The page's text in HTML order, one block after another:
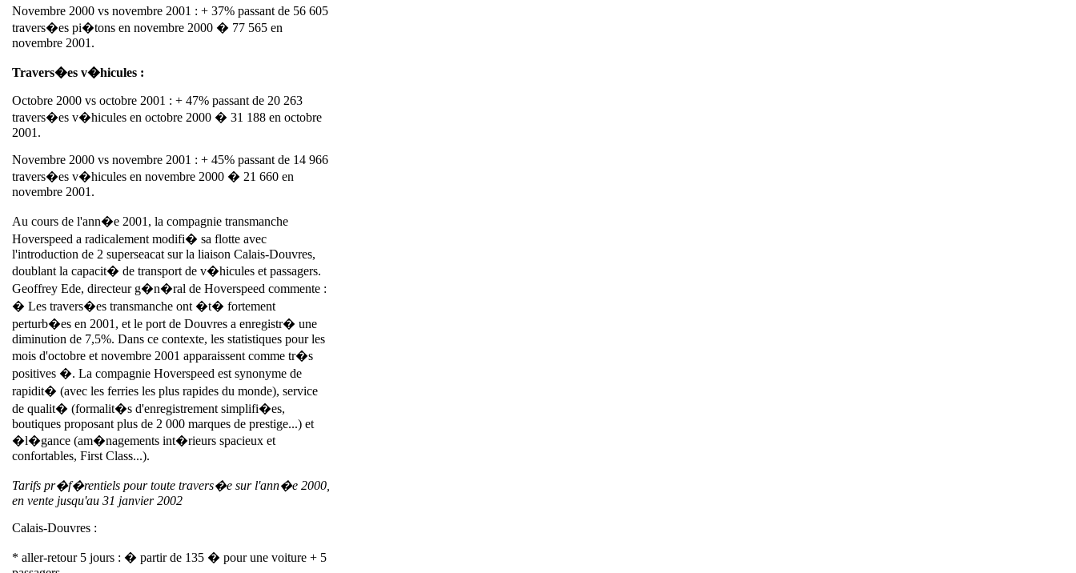
Novembre 2000 vs novembre 2001 : + 37% passant de 56 605
travers�es pi�tons en novembre 2000 � 77 565 en
novembre 2001.
Travers�es v�hicules :
Octobre 2000 vs octobre 2001 : + 47% passant de 20 263
travers�es v�hicules en octobre 2000 � 31 188 en octobre
2001.
Novembre 2000 vs novembre 2001 : + 45% passant de 14 966
travers�es v�hicules en novembre 2000 � 21 660 en
novembre 2001.
Au cours de l'ann�e 2001, la compagnie transmanche
Hoverspeed a radicalement modifi� sa flotte avec
l'introduction de 2 superseacat sur la liaison Calais-Douvres,
doublant la capacit� de transport de v�hicules et passagers.
Geoffrey Ede, directeur g�n�ral de Hoverspeed commente :
� Les travers�es transmanche ont �t� fortement
perturb�es en 2001, et le port de Douvres a enregistr� une
diminution de 7,5%. Dans ce contexte, les statistiques pour les
mois d'octobre et novembre 2001 apparaissent comme tr�s
positives �. La compagnie Hoverspeed est synonyme de
rapidit� (avec les ferries les plus rapides du monde), service
de qualit� (formalit�s d'enregistrement simplifi�es,
boutiques proposant plus de 2 000 marques de prestige...) et
�l�gance (am�nagements int�rieurs spacieux et
confortables, First Class...).
Tarifs pr�f�rentiels pour toute travers�e sur l'ann�e 2000,
en vente jusqu'au 31 janvier 2002
Calais-Douvres :
* aller-retour 5 jours : � partir de 135 � pour une voiture + 5